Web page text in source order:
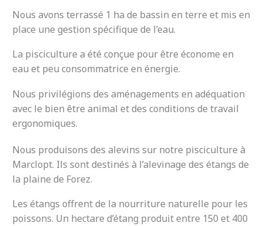
Terrassement des bassins
Prise d'eau
Pêcherie de bassin
Nous avons terrassé 1 ha de bassin en terre et mis en
place une gestion spécifique de l’eau.
La pisciculture a été conçue pour être économe en
eau et peu consommatrice en énergie.
Nous privilégions des aménagements en adéquation
avec le bien être animal et des conditions de travail
ergonomiques.
Nous produisons des alevins sur notre pisciculture à
Marclopt. Ils sont destinés à l’alevinage des étangs de
la plaine de Forez.
Les étangs offrent de la nourriture naturelle pour les
poissons. Un hectare d’étang produit entre 150 et 400